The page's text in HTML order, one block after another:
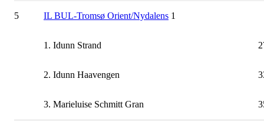
5 IL BUL-Tromsø Orient/Nydalens 1
1. Idunn Strand
2. Idunn Haavengen
3. Marieluise Schmitt Gran